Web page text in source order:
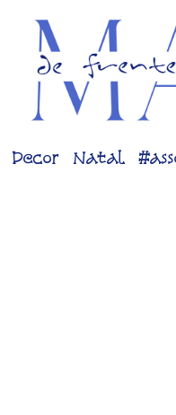
Decor Natal